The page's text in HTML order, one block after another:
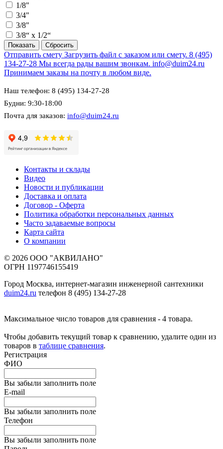
1/8"
3/4"
3/8"
3/8“ х 1/2“
Отправить смету Загрузить файл с заказом или смету. 8 (495)
134-27-28 Мы всегда рады вашим звонкам. info@duim24.ru
Принимаем заказы на почту в любом виде.
Наш телефон: 8 (495) 134-27-28
Будни: 9:30-18:00
Почта для заказов: info@duim24.ru
Контакты и склады
Видео
Новости и публикации
Доставка и оплата
Договор - Оферта
Политика обработки персональных данных
Часто задаваемые вопросы
Карта сайта
О компании
© 2026 ООО "АКВИЛАНО"
ОГРН 1197746155419
Город Москва, интернет-магазин инженерной сантехники
duim24.ru телефон 8 (495) 134-27-28
Максимальное число товаров для сравнения - 4 товара.
Чтобы добавить текущий товар к сравнению, удалите один из
товаров в таблице сравнения.
Регистрация
ФИО
Вы забыли заполнить поле
E-mail
Вы забыли заполнить поле
Телефон
Вы забыли заполнить поле